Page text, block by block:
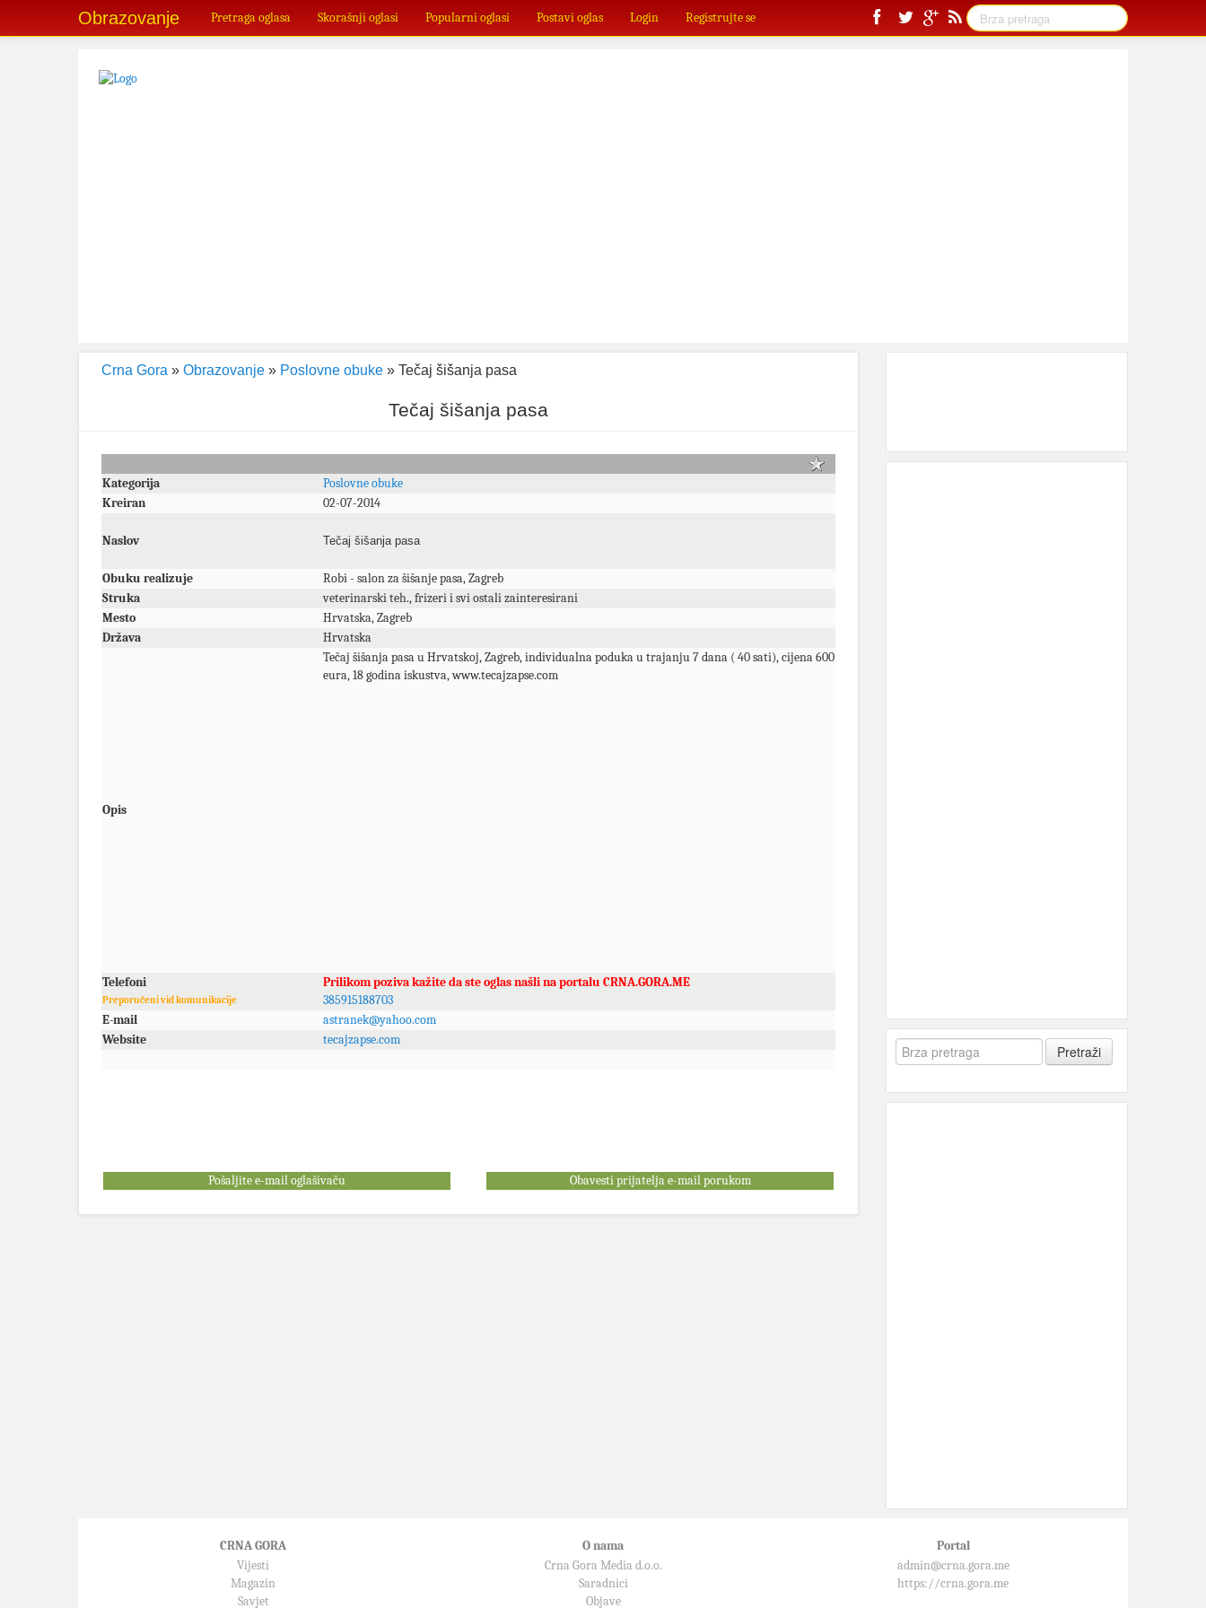
Obrazovanje Pretraga oglasa Skorašnji oglasi Popularni oglasi Postavi oglas Login Registrujte se
Crna Gora » Obrazovanje » Poslovne obuke » Tečaj šišanja pasa
Tečaj šišanja pasa
Kategorija
Poslovne obuke
Kreiran
02-07-2014
Naslov Tečaj šišanja pasa
Obuku realizuje
Robi - salon za šišanje pasa, Zagreb
Struka
veterinarski teh., frizeri i svi ostali zainteresirani
Mesto
Hrvatska, Zagreb
Država
Hrvatska
Opis
Tečaj šišanja pasa u Hrvatskoj, Zagreb, individualna poduka u trajanju 7 dana ( 40 sati), cijena 600
eura, 18 godina iskustva, www.tecajzapse.com
Telefoni
Preporučeni vid komunikacije
Prilikom poziva kažite da ste oglas našli na portalu CRNA.GORA.ME
385915188703
E-mail
astranek@yahoo.com
Website
tecajzapse.com
Pošaljite e-mail oglašivaču Obavesti prijatelja e-mail porukom
CRNA GORA O nama
Portal
Vijesti
Magazin
Savjet
Crna Gora Media d.o.o.
Saradnici
Objave
admin@crna.gora.me
https://crna.gora.me